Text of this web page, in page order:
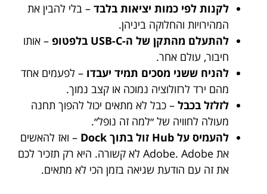
לקנות לפי כמות יציאות בלבד – בלי להבין את
המהירויות והחלוקה ביניהן.
להתעלם מהתקן של ה-USB-C בלפטופ
– אותו
חיבור, עולם אחר.
להניח ששני מסכים תמיד יעבדו – לפעמים אחד
מהם ירד לרזולוציה נמוכה או קצב נמוך.
לזלזל בכבל – כבל לא מתאים יכול להפוך תחנה
מעולה לחוויה של ״למה זה נופל״.
להעמיס על Hub זול בתוך Dock
– ואז להאשים
את Adobe. Adobe לא קשורה. היא רק תזכיר לכם
את זה עם הודעת שגיאה בזמן הכי לא מתאים.